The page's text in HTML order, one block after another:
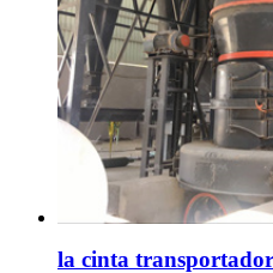
la cinta